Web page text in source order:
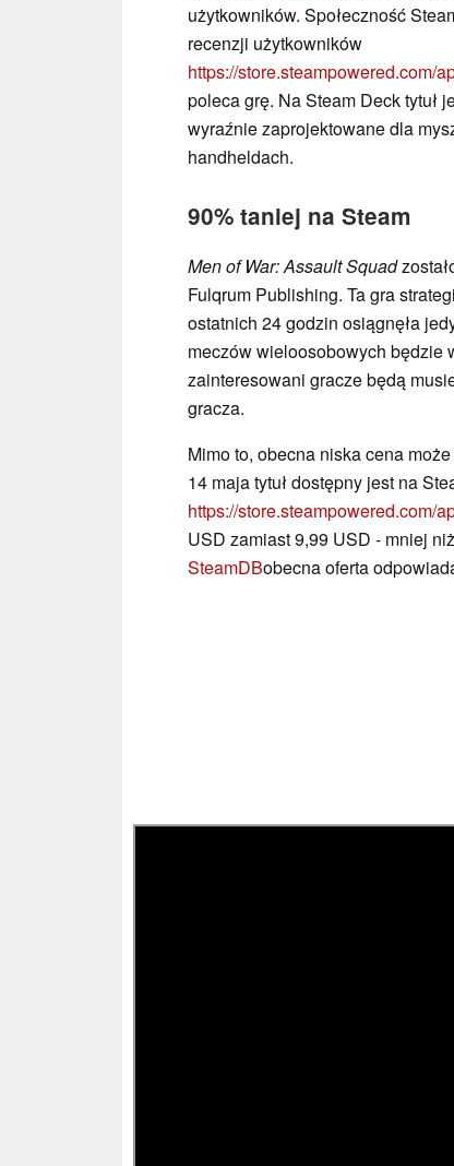
użytkowników. Społeczność
recenzji użytkowników
https://store.steampowered.com/
poleca grę. Na Steam Deck tytuł
wyraźnie zaprojektowane dla
handheldach.
90% taniej na Steam
Men of War: Assault Squad
Fulqrum Publishing. Ta gra
ostatnich 24 godzin osiągnęła
meczów wieloosobowych będzie
zainteresowani gracze będą
gracza.
Mimo to, obecna niska cena
14 maja tytuł dostępny jest na
https://store.steampowered.com/
USD zamiast 9,99 USD - mniej
SteamDBobecna oferta